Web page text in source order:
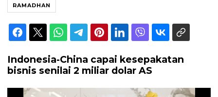
RAMADHAN
Indonesia-China capai kesepakatan
bisnis senilai 2 miliar dolar AS